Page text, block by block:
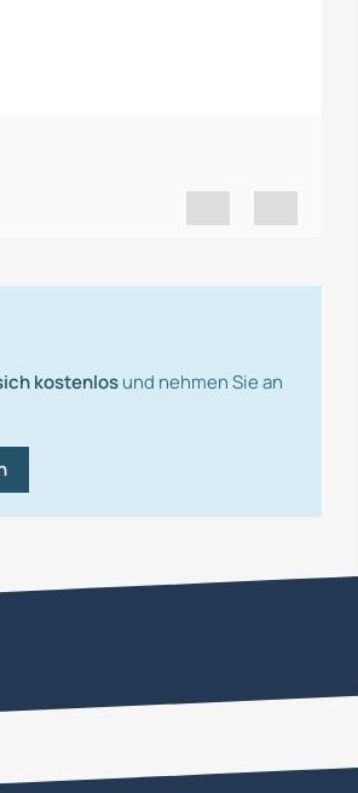
kostenlosund nehmen Sie an